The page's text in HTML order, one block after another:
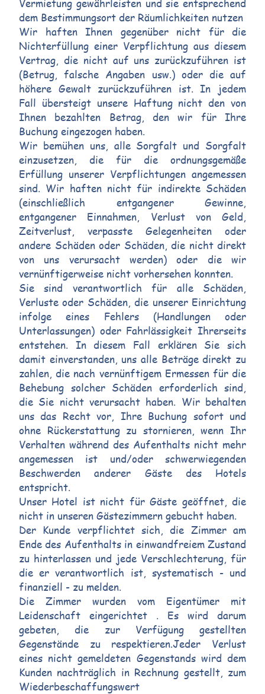
Vermietung gewährleisten und sie entsprechend
dem Bestimmungsort der Räumlichkeiten nutzen
Wir haften Ihnen gegenüber nicht für die
Nichterfüllung einer Verpflichtung aus diesem
Vertrag, die nicht auf uns zurückzuführen ist
(Betrug, falsche Angaben usw.) oder die auf
höhere Gewalt zurückzuführen ist. In jedem
Fall übersteigt unsere Haftung nicht den von
Ihnen bezahlten Betrag, den wir für Ihre
Buchung eingezogen haben.
Wir bemühen uns, alle Sorgfalt und Sorgfalt
einzusetzen, die für die ordnungsgemäße
Erfüllung unserer Verpflichtungen angemessen
sind. Wir haften nicht für indirekte Schäden
(einschließlich entgangener Gewinne,
entgangener Einnahmen, Verlust von Geld,
Zeitverlust, verpasste Gelegenheiten oder
andere Schäden oder Schäden, die nicht direkt
von uns verursacht werden) oder die wir
vernünftigerweise nicht vorhersehen konnten.
Sie sind verantwortlich für alle Schäden,
Verluste oder Schäden, die unserer Einrichtung
infolge eines Fehlers (Handlungen oder
Unterlassungen) oder Fahrlässigkeit Ihrerseits
entstehen. In diesem Fall erklären Sie sich
damit einverstanden, uns alle Beträge direkt zu
zahlen, die nach vernünftigem Ermessen für die
Behebung solcher Schäden erforderlich sind,
die Sie nicht verursacht haben. Wir behalten
uns das Recht vor, Ihre Buchung sofort und
ohne Rückerstattung zu stornieren, wenn Ihr
Verhalten während des Aufenthalts nicht mehr
angemessen ist und/oder schwerwiegenden
Beschwerden anderer Gäste des Hotels
entspricht.
Unser Hotel ist nicht für Gäste geöffnet, die
nicht in unseren Gästezimmern gebucht haben.
Der Kunde verpflichtet sich, die Zimmer am
Ende des Aufenthalts in einwandfreiem Zustand
zu hinterlassen und jede Verschlechterung, für
die er verantwortlich ist, systematisch - und
finanziell - zu melden.
Die Zimmer wurden vom Eigentümer mit
Leidenschaft eingerichtet . Es wird darum
gebeten, die zur Verfügung gestellten
Gegenstände zu respektieren.Jeder Verlust
eines nicht gemeldeten Gegenstands wird dem
Kunden nachträglich in Rechnung gestellt, zum
Wiederbeschaffungswert